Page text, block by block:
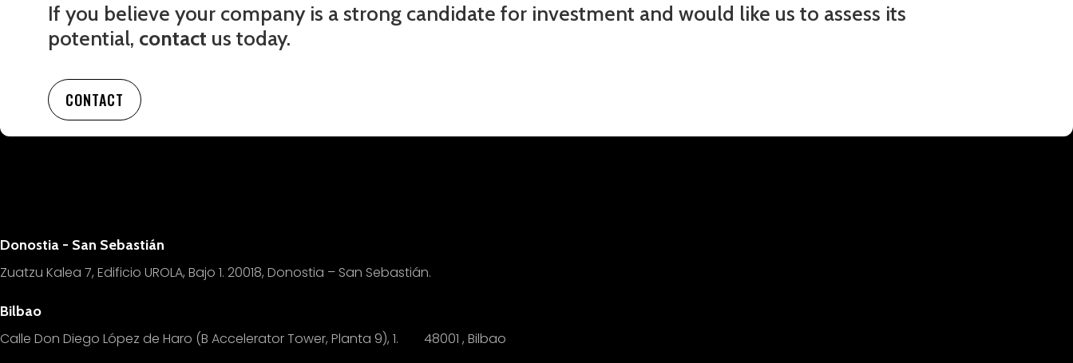
If you believe your company is a strong candidate for investment and would like us to assess its
potential, contact us today.
CONTACT
Donostia - San Sebastián
Zuatzu Kalea 7, Edificio UROLA, Bajo 1. 20018, Donostia – San Sebastián.
Bilbao
Calle Don Diego López de Haro (B Accelerator Tower, Planta 9), 1. 48001 , Bilbao